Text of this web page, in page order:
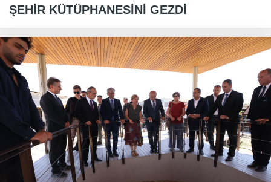
ŞEHİR KÜTÜPHANESİNİ GEZDİ